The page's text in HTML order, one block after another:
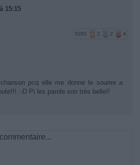
15:15
5281 2 2 4
pcq elle me donne le sourire a
:-D Pi les parole son très belle!!